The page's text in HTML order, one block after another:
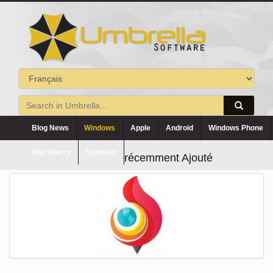
Blog News Windows Apple Android Windows Phone
récemment Ajouté